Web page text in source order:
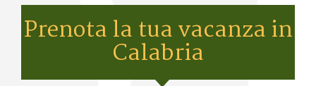
Prenota la tua vacanza in
Calabria